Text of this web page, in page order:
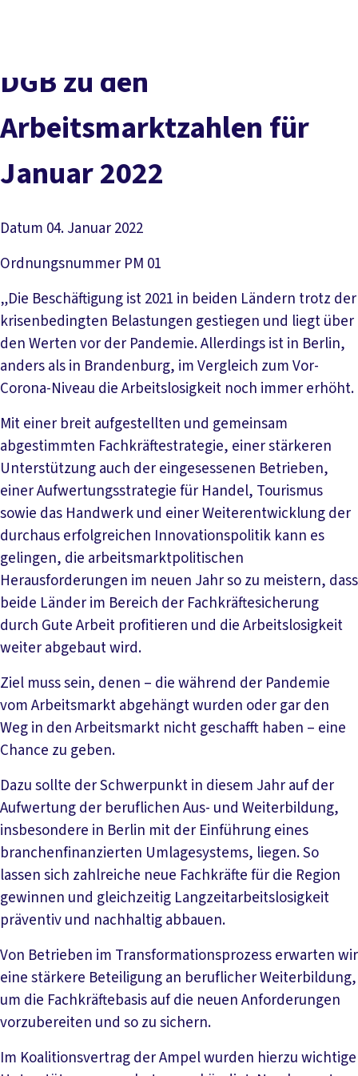
DGB zu den
Arbeitsmarktzahlen für
Januar 2022
Datum 04. Januar 2022
Ordnungsnummer PM 01
„Die Beschäftigung ist 2021 in beiden Ländern trotz der
krisenbedingten Belastungen gestiegen und liegt über
den Werten vor der Pandemie. Allerdings ist in Berlin,
anders als in Brandenburg, im Vergleich zum Vor-
Corona-Niveau die Arbeitslosigkeit noch immer erhöht.
Mit einer breit aufgestellten und gemeinsam
abgestimmten Fachkräftestrategie, einer stärkeren
Unterstützung auch der eingesessenen Betrieben,
einer Aufwertungsstrategie für Handel, Tourismus
sowie das Handwerk und einer Weiterentwicklung der
durchaus erfolgreichen Innovationspolitik kann es
gelingen, die arbeitsmarktpolitischen
Herausforderungen im neuen Jahr so zu meistern, dass
beide Länder im Bereich der Fachkräftesicherung
durch Gute Arbeit profitieren und die Arbeitslosigkeit
weiter abgebaut wird.
Ziel muss sein, denen – die während der Pandemie
vom Arbeitsmarkt abgehängt wurden oder gar den
Weg in den Arbeitsmarkt nicht geschafft haben – eine
Chance zu geben.
Dazu sollte der Schwerpunkt in diesem Jahr auf der
Aufwertung der beruflichen Aus- und Weiterbildung,
insbesondere in Berlin mit der Einführung eines
branchenfinanzierten Umlagesystems, liegen. So
lassen sich zahlreiche neue Fachkräfte für die Region
gewinnen und gleichzeitig Langzeitarbeitslosigkeit
präventiv und nachhaltig abbauen.
Von Betrieben im Transformationsprozess erwarten wir
eine stärkere Beteiligung an beruflicher Weiterbildung,
um die Fachkräftebasis auf die neuen Anforderungen
vorzubereiten und so zu sichern.
Im Koalitionsvertrag der Ampel wurden hierzu wichtige